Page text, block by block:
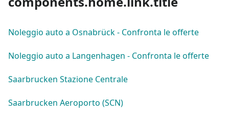
Noleggio auto a Osnabrück - Confronta le offerte
Noleggio auto a Langenhagen - Confronta le offerte
Saarbrucken Stazione Centrale
Saarbrucken Aeroporto (SCN)